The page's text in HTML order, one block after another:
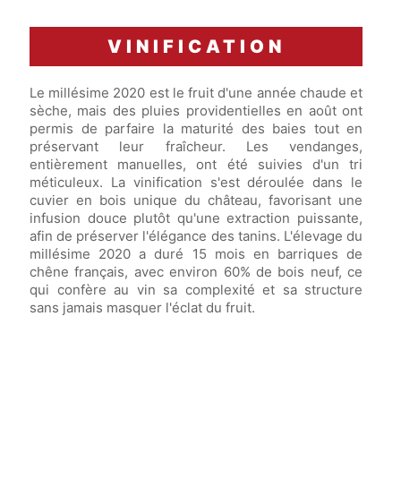
VINIFICATION
Le millésime 2020 est le fruit d'une année chaude et
sèche, mais des pluies providentielles en août ont
permis de parfaire la maturité des baies tout en
préservant leur fraîcheur. Les vendanges,
entièrement manuelles, ont été suivies d'un tri
méticuleux. La vinification s'est déroulée dans le
cuvier en bois unique du château, favorisant une
infusion douce plutôt qu'une extraction puissante,
afin de préserver l'élégance des tanins. L'élevage du
millésime 2020 a duré 15 mois en barriques de
chêne français, avec environ 60% de bois neuf, ce
qui confère au vin sa complexité et sa structure
sans jamais masquer l'éclat du fruit.